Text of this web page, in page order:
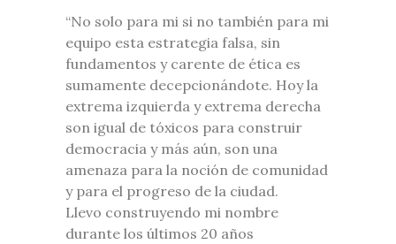
“No solo para mi si no también para mi
equipo esta estrategia falsa, sin
fundamentos y carente de ética es
sumamente decepcionándote. Hoy la
extrema izquierda y extrema derecha
son igual de tóxicos para construir
democracia y más aún, son una
amenaza para la noción de comunidad
y para el progreso de la ciudad.
Llevo construyendo mi nombre
durante los últimos 20 años